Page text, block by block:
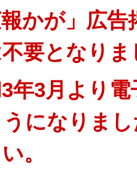
かが」広告
要となりま
年3月より
になりま
。